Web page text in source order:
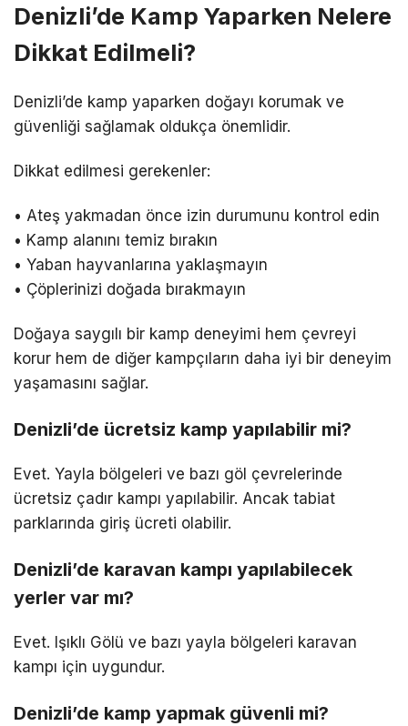
Denizli’de Kamp Yaparken Nelere
Dikkat Edilmeli?
Denizli’de kamp yaparken doğayı korumak ve
güvenliği sağlamak oldukça önemlidir.
Dikkat edilmesi gerekenler:
• Ateş yakmadan önce izin durumunu kontrol edin
• Kamp alanını temiz bırakın
• Yaban hayvanlarına yaklaşmayın
• Çöplerinizi doğada bırakmayın
Doğaya saygılı bir kamp deneyimi hem çevreyi
korur hem de diğer kampçıların daha iyi bir deneyim
yaşamasını sağlar.
Denizli’de ücretsiz kamp yapılabilir mi?
Evet. Yayla bölgeleri ve bazı göl çevrelerinde
ücretsiz çadır kampı yapılabilir. Ancak tabiat
parklarında giriş ücreti olabilir.
Denizli’de karavan kampı yapılabilecek
yerler var mı?
Evet. Işıklı Gölü ve bazı yayla bölgeleri karavan
kampı için uygundur.
Denizli’de kamp yapmak güvenli mi?